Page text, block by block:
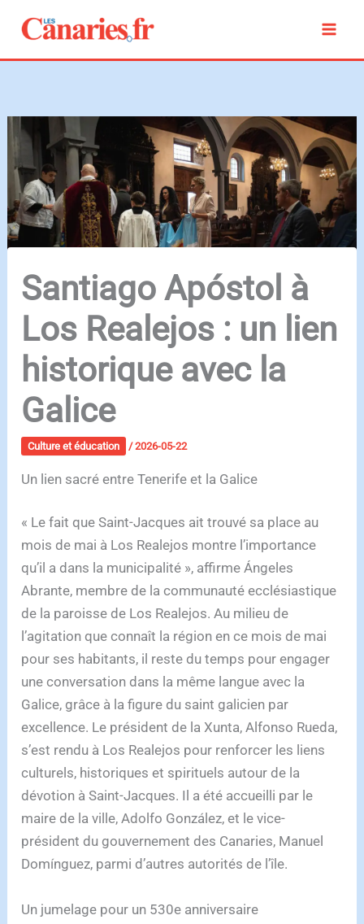
contenu
Santiago Apóstol à
Los Realejos : un lien
historique avec la
Galice
Culture et éducation /2026-05-22
Un lien sacré entre Tenerife et la Galice
« Le fait que Saint-Jacques ait trouvé sa place au
mois de mai à Los Realejos montre l’importance
qu’il a dans la municipalité », affirme Ángeles
Abrante, membre de la communauté ecclésiastique
de la paroisse de Los Realejos. Au milieu de
l’agitation que connaît la région en ce mois de mai
pour ses habitants, il reste du temps pour engager
une conversation dans la même langue avec la
Galice, grâce à la figure du saint galicien par
excellence. Le président de la Xunta, Alfonso Rueda,
s’est rendu à Los Realejos pour renforcer les liens
culturels, historiques et spirituels autour de la
dévotion à Saint-Jacques. Il a été accueilli par le
maire de la ville, Adolfo González, et le vice-
président du gouvernement des Canaries, Manuel
Domínguez, parmi d’autres autorités de l’île.
Un jumelage pour un 530e anniversaire